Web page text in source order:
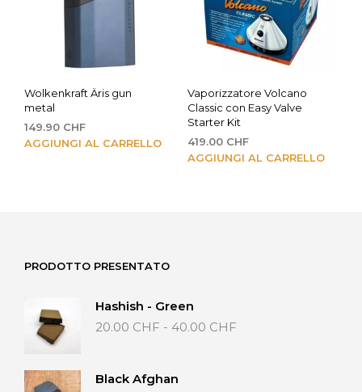
Wolkenkraft Äris gun
metal
149.90 CHF
AGGIUNGI AL CARRELLO
Vaporizzatore Volcano
Classic con Easy Valve
Starter Kit
419.00 CHF
AGGIUNGI AL CARRELLO
PRODOTTO PRESENTATO
Hashish - Green
20.00 CHF - 40.00 CHF
Black Afghan